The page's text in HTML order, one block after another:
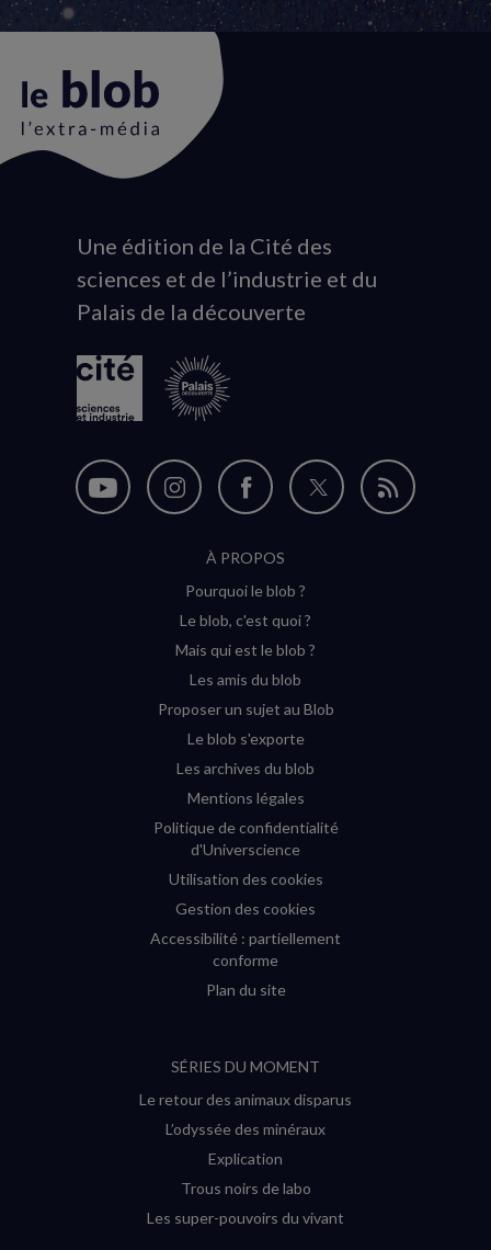
Animation
du
logo
Une édition de la Cité des
sciences et de l’industrie et du
Palais de la découverte
Nous
Nous
Instagram
(nouvelle
Nous
sur
Facebook
(nouvelle
Nous
Flux
À PROPOS
Pourquoi le blob ?
Le blob, c'est quoi ?
Mais qui est le blob ?
Les amis du blob
Proposer un sujet au Blob
Le blob s'exporte
Les archives du blob
Mentions légales
Politique de confidentialité
d'Universcience
Utilisation des cookies
Gestion des cookies
Accessibilité : partiellement
conforme
Plan du site
SÉRIES DU MOMENT
Le retour des animaux disparus
L’odyssée des minéraux
Explication
Trous noirs de labo
Les super-pouvoirs du vivant